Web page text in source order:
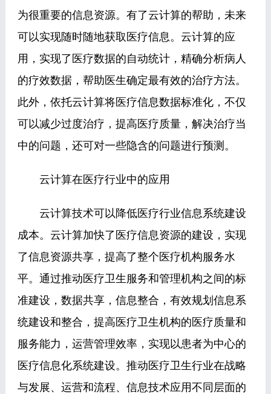
为很重要的信息资源。有了云计算的帮助，未来
可以实现随时随地获取医疗信息。云计算的应
用，实现了医疗数据的自动统计，精确分析病人
的疗效数据，帮助医生确定最有效的治疗方法。
此外，依托云计算将医疗信息数据标准化，不仅
可以减少过度治疗，提高医疗质量，解决治疗当
中的问题，还可对一些隐含的问题进行预测。
云计算在医疗行业中的应用
云计算技术可以降低医疗行业信息系统建设
成本。云计算加快了医疗信息资源的建设，实现
了信息资源共享，提高了整个医疗机构服务水
平。通过推动医疗卫生服务和管理机构之间的标
准建设，数据共享，信息整合，有效规划信息系
统建设和整合，提高医疗卫生机构的医疗质量和
服务能力，运营管理效率，实现以患者为中心的
医疗信息化系统建设。推动医疗卫生行业在战略
与发展、运营和流程、信息技术应用不同层面的